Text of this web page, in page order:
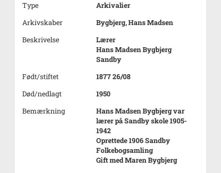
Type
Arkivalier
Arkivskaber
Bygbjerg, Hans Madsen
Beskrivelse
Lærer
Hans Madsen Bygbjerg
Sandby
Født/stiftet
1877 26/08
Død/nedlagt
1950
Bemærkning
Hans Madsen Bygbjerg var
lærer på Sandby skole 1905-
1942
Oprettede 1906 Sandby
Folkebogsamling
Gift med Maren Bygbjerg